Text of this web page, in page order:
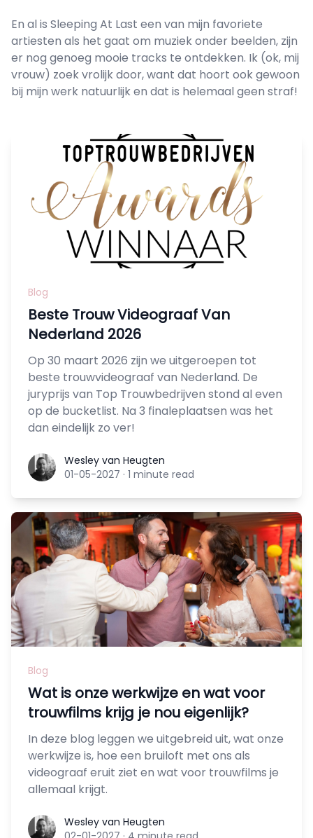
En al is Sleeping At Last een van mijn favoriete
artiesten als het gaat om muziek onder beelden, zijn
er nog genoeg mooie tracks te ontdekken. Ik (ok, mij
vrouw) zoek vrolijk door, want dat hoort ook gewoon
bij mijn werk natuurlijk en dat is helemaal geen straf!
Blog
Beste Trouw Videograaf Van
Nederland 2026
Op 30 maart 2026 zijn we uitgeroepen tot
beste trouwvideograaf van Nederland. De
juryprijs van Top Trouwbedrijven stond al even
op de bucketlist. Na 3 finaleplaatsen was het
dan eindelijk zo ver!
Wesley van Heugten
Wesley van Heugten
01-05-2027 · 1 minute read
Blog
Wat is onze werkwijze en wat voor
trouwfilms krijg je nou eigenlijk?
In deze blog leggen we uitgebreid uit, wat onze
werkwijze is, hoe een bruiloft met ons als
videograaf eruit ziet en wat voor trouwfilms je
allemaal krijgt.
Wesley van Heugten
Wesley van Heugten